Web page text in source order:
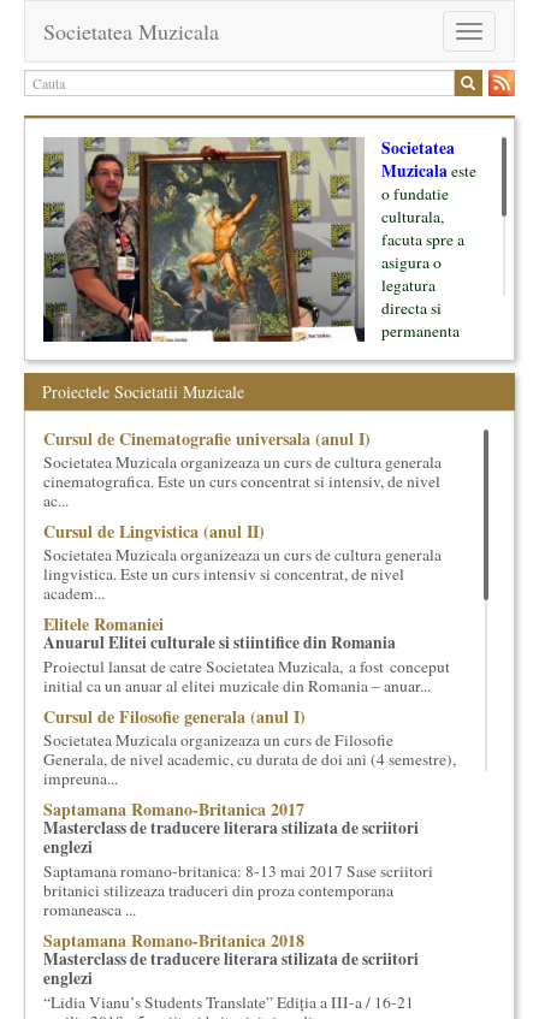
Toggle
navigation
Societatea Muzicala
Societatea
Muzicalaeste
o fundatie
culturala,
facuta spre a
asigura o
legatura
directa si
permanenta
oamenii ei, pe
inceput cu muzica clasica - si de aici numele -, insa acum
dezvoltam proiecte si in alte domenii ale culturii.
Facem management cultural, dezvoltam si administram proiecte
proprii sau preluate, modele si sisteme de finantare, marketing
cultural si consultanta. Organizam concursuri, concerte si
evenimente culturale, private sau publice, tinem cursuri de
cultura generala muzicala, teatrala, filosofica si de alte feluri.
Cuvinte in plus despre proiect, despre cei care il administreaza si
cei care il finantateaza sunt in rubricile de mai jos.
Proiectele Societatii Muzicale
Cursul de Cinematografie universala (anul I)
Societatea Muzicala organizeaza un curs de cultura generala
cinematografica. Este un curs concentrat si intensiv, de nivel
ac...
Cursul de Lingvistica (anul II)
Societatea Muzicala organizeaza un curs de cultura generala
lingvistica. Este un curs intensiv si concentrat, de nivel
academ...
Elitele Romaniei
Anuarul Elitei culturale si stiintifice din Romania
Proiectul lansat de catre Societatea Muzicala, a fost conceput
initial ca un anuar al elitei muzicale din Romania – anuar...
Cursul de Filosofie generala (anul I)
Societatea Muzicala organizeaza un curs de Filosofie
Generala, de nivel academic, cu durata de doi ani (4 semestre),
impreuna...
Saptamana Romano-Britanica 2017
Masterclass de traducere literara stilizata de scriitori
englezi
Saptamana romano-britanica: 8-13 mai 2017 Sase scriitori
britanici stilizeaza traduceri din proza contemporana
romaneasca ...
Saptamana Romano-Britanica 2018
Masterclass de traducere literara stilizata de scriitori
englezi
“Lidia Vianu’s Students Translate” Ediția a III-a / 16-21